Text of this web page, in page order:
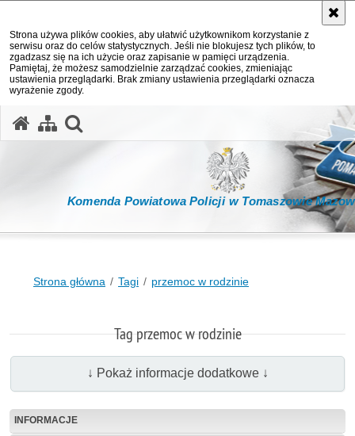
Strona używa plików cookies, aby ułatwić użytkownikom korzystanie z
serwisu oraz do celów statystycznych. Jeśli nie blokujesz tych plików, to
zgadzasz się na ich użycie oraz zapisanie w pamięci urządzenia.
Pamiętaj, że możesz samodzielnie zarządzać cookies, zmieniając
ustawienia przeglądarki. Brak zmiany ustawienia przeglądarki oznacza
wyrażenie zgody.
Komenda Powiatowa Policji w Tomaszowie
Strona główna Tagi przemoc w rodzinie
Tag przemoc w rodzinie
↓ Pokaż informacje dodatkowe ↓
INFORMACJE